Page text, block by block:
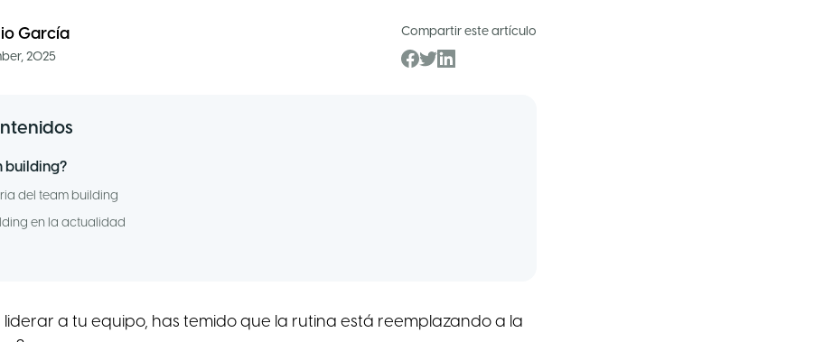
García
2025
Compartir este artículo
building?
del team building
en la actualidad
liderar a tu equipo, has temido que la rutina está reemplazando a la